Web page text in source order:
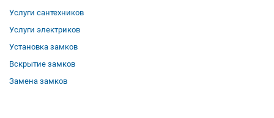
Услуги сантехников
Услуги электриков
Установка замков
Вскрытие замков
Замена замков